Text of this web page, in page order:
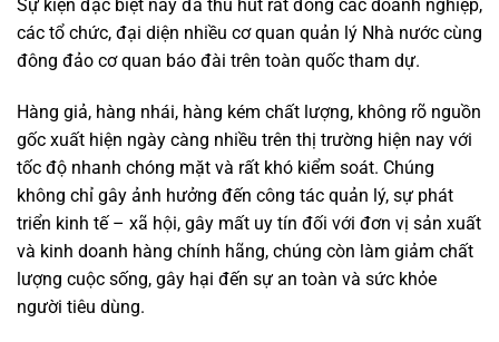
Sự kiện đặc biệt này đã thu hút rất đông các doanh nghiệp,
các tổ chức, đại diện nhiều cơ quan quản lý Nhà nước cùng
đông đảo cơ quan báo đài trên toàn quốc tham dự.
Hàng giả, hàng nhái, hàng kém chất lượng, không rõ nguồn
gốc xuất hiện ngày càng nhiều trên thị trường hiện nay với
tốc độ nhanh chóng mặt và rất khó kiểm soát. Chúng
không chỉ gây ảnh hưởng đến công tác quản lý, sự phát
triển kinh tế – xã hội, gây mất uy tín đối với đơn vị sản xuất
và kinh doanh hàng chính hãng, chúng còn làm giảm chất
lượng cuộc sống, gây hại đến sự an toàn và sức khỏe
người tiêu dùng.